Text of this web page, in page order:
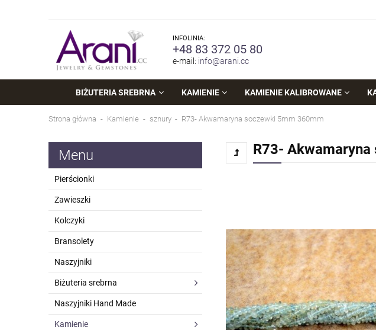
INFOLINIA:
+48 83 372 05 80
e-mail: info@arani.cc
BIŻUTERIA SREBRNA KAMIENIE KAMIENIE KALIBROWANE
Strona główna Kamienie sznury R73- Akwamaryna soczewki 5mm 360mm
Menu
Pierścionki
Zawieszki
Kolczyki
Bransolety
Naszyjniki
Biżuteria srebrna
Naszyjniki Hand Made
Kamienie
R73-